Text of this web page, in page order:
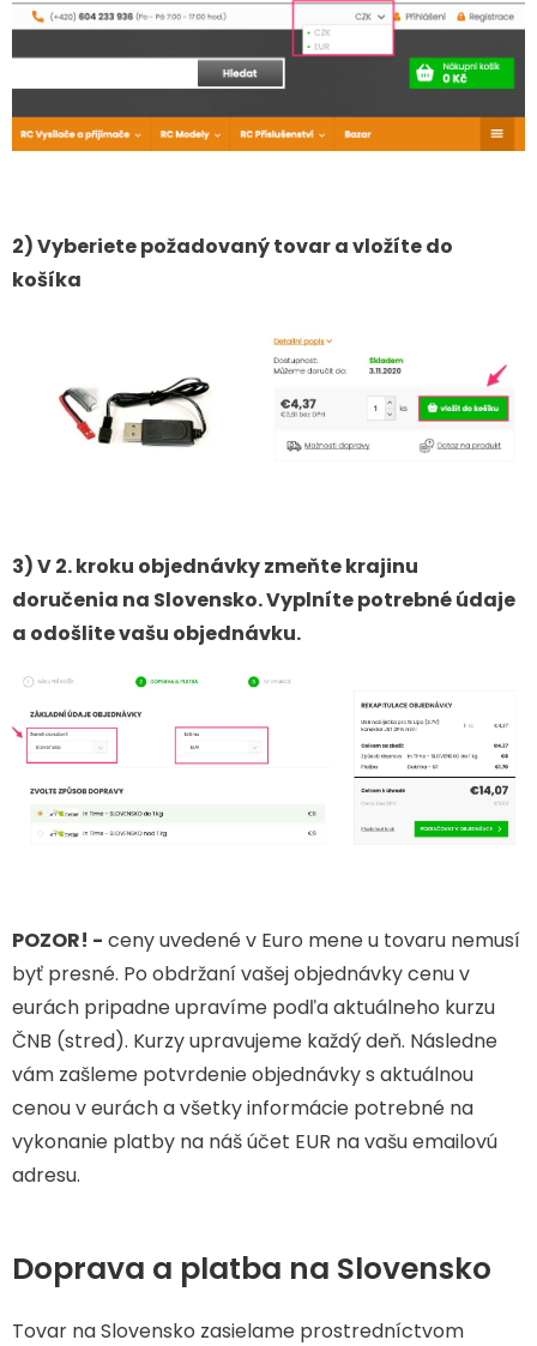
2) Vyberiete požadovaný tovar a vložíte do
košíka
3) V 2. kroku objednávky zmeňte krajinu
doručenia na Slovensko. Vyplníte potrebné údaje
a odošlite vašu objednávku.
POZOR! - ceny uvedené v Euro mene u tovaru nemusí
byť presné. Po obdržaní vašej objednávky cenu v
eurách pripadne upravíme podľa aktuálneho kurzu
ČNB (stred). Kurzy upravujeme každý deň. Následne
vám zašleme potvrdenie objednávky s aktuálnou
cenou v eurách a všetky informácie potrebné na
vykonanie platby na náš účet EUR na vašu emailovú
adresu.
Doprava a platba na Slovensko
Tovar na Slovensko zasielame prostredníctvom